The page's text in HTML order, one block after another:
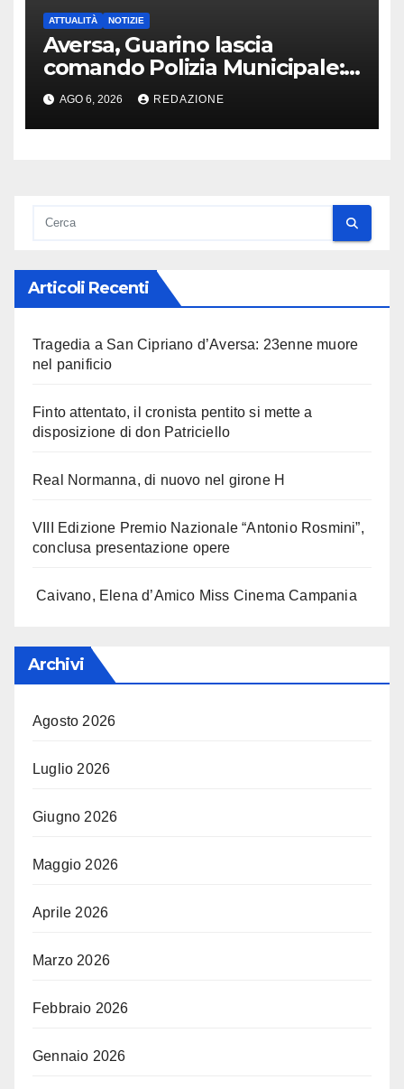
ATTUALITÀ NOTIZIE
Aversa, Guarino lascia
comando Polizia Municipale:
arriva Nacar
AGO 6, 2026 REDAZIONE
Articoli Recenti
Tragedia a San Cipriano d’Aversa: 23enne muore
nel panificio
Finto attentato, il cronista pentito si mette a
disposizione di don Patriciello
Real Normanna, di nuovo nel girone H
VIII Edizione Premio Nazionale “Antonio Rosmini”,
conclusa presentazione opere
Caivano, Elena d’Amico Miss Cinema Campania
Archivi
Agosto 2026
Luglio 2026
Giugno 2026
Maggio 2026
Aprile 2026
Marzo 2026
Febbraio 2026
Gennaio 2026